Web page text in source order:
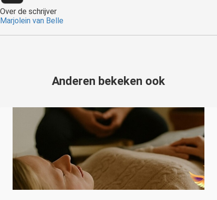
Over de schrijver
Marjolein van Belle
Anderen bekeken ook